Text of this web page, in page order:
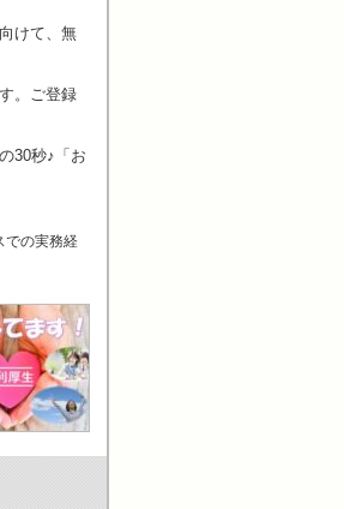
けて、無
。ご登録
30秒♪「お
での実務経